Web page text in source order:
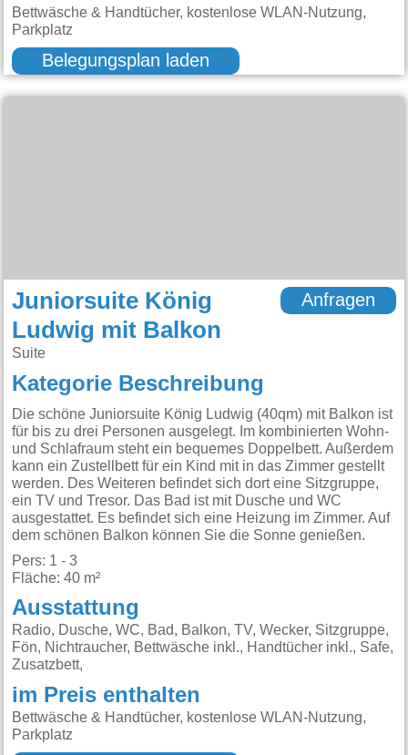
Bettwäsche & Handtücher, kostenlose WLAN-Nutzung,
Parkplatz
Belegungsplan laden
Juniorsuite König
Ludwig mit Balkon
Suite
Anfragen
Kategorie Beschreibung
Die schöne Juniorsuite König Ludwig (40qm) mit Balkon ist
für bis zu drei Personen ausgelegt. Im kombinierten Wohn-
und Schlafraum steht ein bequemes Doppelbett. Außerdem
kann ein Zustellbett für ein Kind mit in das Zimmer gestellt
werden. Des Weiteren befindet sich dort eine Sitzgruppe,
ein TV und Tresor. Das Bad ist mit Dusche und WC
ausgestattet. Es befindet sich eine Heizung im Zimmer. Auf
dem schönen Balkon können Sie die Sonne genießen.
Pers: 1 - 3
Fläche: 40 m²
Ausstattung
Radio, Dusche, WC, Bad, Balkon, TV, Wecker, Sitzgruppe,
Fön, Nichtraucher, Bettwäsche inkl., Handtücher inkl., Safe,
Zusatzbett,
im Preis enthalten
Bettwäsche & Handtücher, kostenlose WLAN-Nutzung,
Parkplatz